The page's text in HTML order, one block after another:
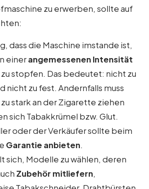
zu erwerben, sollte auf
dass die Maschine imstande ist,
einerangemessenen Intensität
zu stopfen. Das bedeutet: nicht zu
nicht zu fest. Andernfalls muss
stark an der Zigarette ziehen
sich Tabakkrümel bzw. Glut.
oder der Verkäufer sollte beim
Garantie anbieten.
sich, Modelle zu wählen, deren
Zubehör mitliefern,